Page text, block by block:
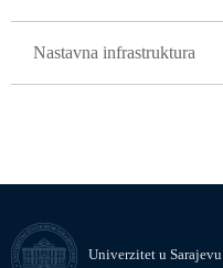
Nastavna infrastruktura
Univerzitet u Sarajevu